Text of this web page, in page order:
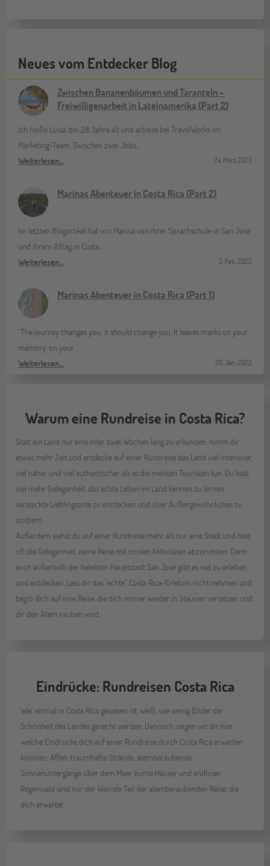
Neues vom Entdecker Blog
Zwischen Bananenbäumen und Taranteln –
Freiwilligenarbeit in Lateinamerika (Part 2)
Ich heiße Luisa, bin 28 Jahre alt und arbeite bei TravelWorks im
Marketing-Team. Zwischen zwei Jobs…
Weiterlesen…
24. März 2023
Marinas Abenteuer in Costa Rica (Part 2)
Im letzten Blogartikel hat uns Marina von ihrer Sprachschule in San José
und ihrem Alltag in Costa…
Weiterlesen…
3. Feb. 2022
Marinas Abenteuer in Costa Rica (Part 1)
“The journey changes you; it should change you. It leaves marks on your
memory, on your…
Weiterlesen…
20. Jan. 2022
Warum eine Rundreise in Costa Rica?
Statt ein Land nur eine oder zwei Wochen lang zu erkunden, nimm dir
etwas mehr Zeit und entdecke auf einer Rundreise das Land viel intensiver,
viel näher und viel authentischer als es die meisten Touristen tun. Du hast
viel mehr Gelegenheit, das echte Leben im Land kennen zu lernen,
versteckte Lieblingsorte zu entdecken und über Äußergewöhnliches zu
stolpern.
Außerdem siehst du auf einer Rundreise mehr als nur eine Stadt und hast
oft die Gelegenheit, deine Reise mit coolen Aktivitäten abzurunden. Denn
auch außerhalb der belebten Hauptstadt San José gibt es viel zu erleben
und entdecken. Lass dir das "echte" Costa Rica-Erlebnis nicht nehmen und
begib dich auf eine Reise, die dich immer wieder in Staunen versetzen und
dir den Atem rauben wird.
Eindrücke: Rundreisen Costa Rica
Wer einmal in Costa Rica gewesen ist, weiß, wie wenig Bilder der
Schönheit des Landes gerecht werden. Dennoch zeigen wir dir hier,
welche Eindrücke dich auf einer Rundreise durch Costa Rica erwarten
könnten. Affen, traumhafte Strände, atemberaubende
Sonnenuntergänge über dem Meer, bunte Häuser und endloser
Regenwald sind nur der kleinste Teil der atemberaubenden Reise, die
dich erwartet.